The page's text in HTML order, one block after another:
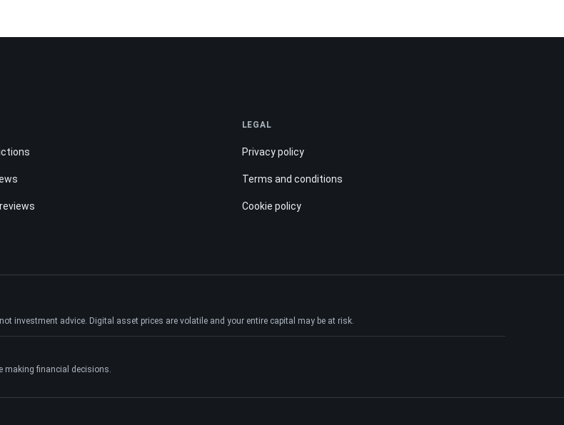
LEGAL
Privacy policy
Terms and conditions
Cookie policy
advice. Digital asset prices are volatile and your entire capital may be at risk.
making financial decisions.